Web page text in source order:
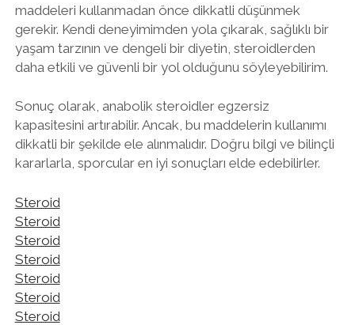
maddeleri kullanmadan önce dikkatli düşünmek
gerekir. Kendi deneyimimden yola çıkarak, sağlıklı bir
yaşam tarzının ve dengeli bir diyetin, steroidlerden
daha etkili ve güvenli bir yol olduğunu söyleyebilirim.
Sonuç olarak, anabolik steroidler egzersiz
kapasitesini artırabilir. Ancak, bu maddelerin kullanımı
dikkatli bir şekilde ele alınmalıdır. Doğru bilgi ve bilinçli
kararlarla, sporcular en iyi sonuçları elde edebilirler.
Steroid
Steroid
Steroid
Steroid
Steroid
Steroid
Steroid